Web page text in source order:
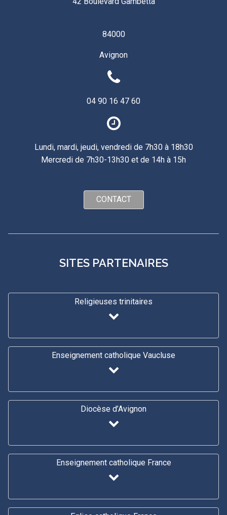
84000
Avignon
04 90 16 47 60
Lundi, mardi, jeudi, vendredi de 7h30 à 18h30
Mercredi de 7h30-13h30 et de 14h à 15h
CONTACT
SITES PARTENAIRES
Religieuses trinitaires
Enseignement catholique Vaucluse
Diocèse d’Avignon
Enseignement catholique France